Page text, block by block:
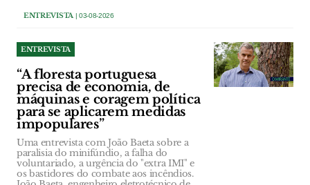
ENTREVISTA| 03-08-2026
ENTREVISTA
“A floresta portuguesa
precisa de economia, de
máquinas e coragem política
para se aplicarem medidas
impopulares”
Uma entrevista com João Baeta sobre a
paralisia do minifúndio, a falha do
voluntariado, a urgência do "extra IMI" e
os bastidores do combate aos incêndios.